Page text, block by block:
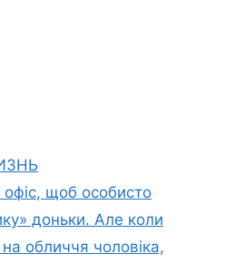
щоб особисто
доньки. Але коли
обличчя чоловіка,